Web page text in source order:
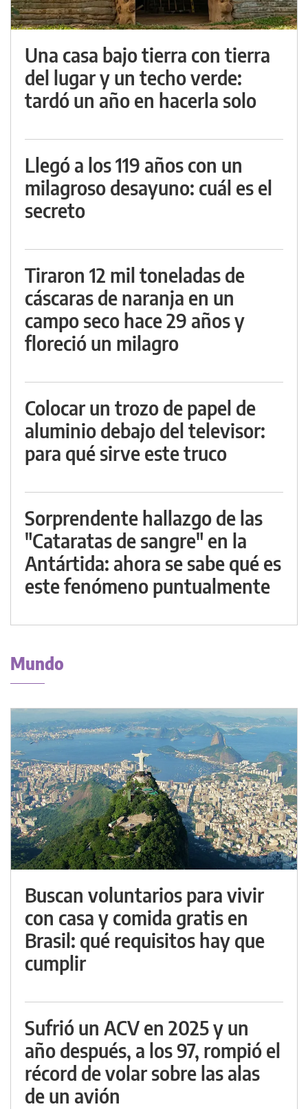
Una casa bajo tierra con tierra
del lugar y un techo verde:
tardó un año en hacerla solo
Llegó a los 119 años con un
milagroso desayuno: cuál es el
secreto
Tiraron 12 mil toneladas de
cáscaras de naranja en un
campo seco hace 29 años y
floreció un milagro
Colocar un trozo de papel de
aluminio debajo del televisor:
para qué sirve este truco
Sorprendente hallazgo de las
"Cataratas de sangre" en la
Antártida: ahora se sabe qué es
este fenómeno puntualmente
Mundo
Buscan voluntarios para vivir
con casa y comida gratis en
Brasil: qué requisitos hay que
cumplir
Sufrió un ACV en 2025 y un
año después, a los 97, rompió el
récord de volar sobre las alas
de un avión